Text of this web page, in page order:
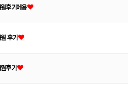
원후기에용
원 후기
후기